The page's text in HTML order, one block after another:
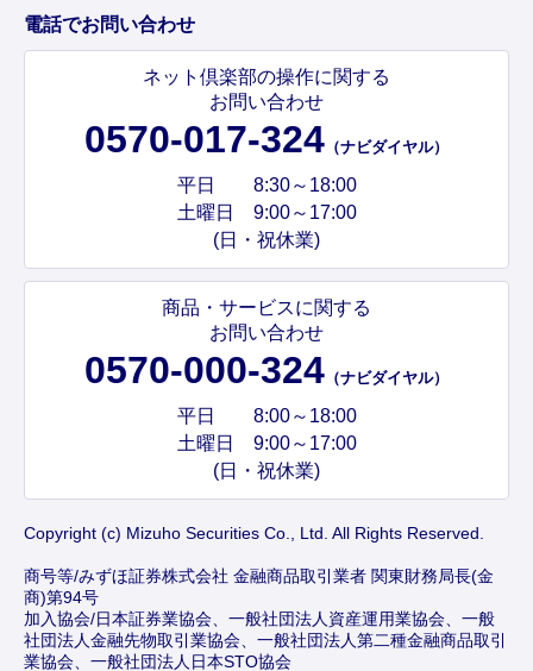
電話でお問い合わせ
ネット倶楽部の操作に関する
お問い合わせ
0570-017-324 （ナビダイヤル）
平日 8:30～18:00
土曜日 9:00～17:00
(日・祝休業)
商品・サービスに関する
お問い合わせ
0570-000-324 （ナビダイヤル）
平日 8:00～18:00
土曜日 9:00～17:00
(日・祝休業)
Copyright (c) Mizuho Securities Co., Ltd. All Rights Reserved.
商号等/みずほ証券株式会社 金融商品取引業者 関東財務局長(金
商)第94号
加入協会/日本証券業協会、一般社団法人資産運用業協会、一般
社団法人金融先物取引業協会、一般社団法人第二種金融商品取引
業協会、一般社団法人日本STO協会